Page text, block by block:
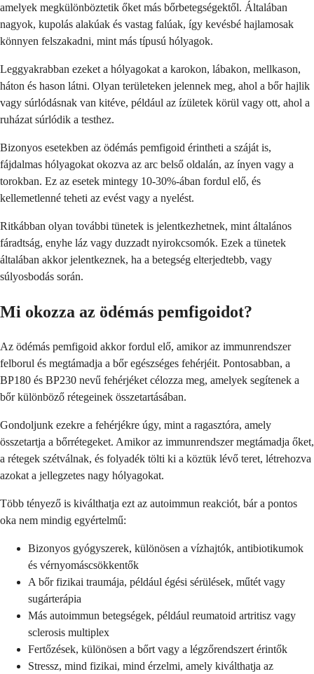
amelyek megkülönböztetik őket más bőrbetegségektől. Általában
nagyok, kupolás alakúak és vastag falúak, így kevésbé hajlamosak
könnyen felszakadni, mint más típusú hólyagok.
Leggyakrabban ezeket a hólyagokat a karokon, lábakon, mellkason,
háton és hason látni. Olyan területeken jelennek meg, ahol a bőr hajlik
vagy súrlódásnak van kitéve, például az ízületek körül vagy ott, ahol a
ruházat súrlódik a testhez.
Bizonyos esetekben az ödémás pemfigoid érintheti a száját is,
fájdalmas hólyagokat okozva az arc belső oldalán, az ínyen vagy a
torokban. Ez az esetek mintegy 10-30%-ában fordul elő, és
kellemetlenné teheti az evést vagy a nyelést.
Ritkábban olyan további tünetek is jelentkezhetnek, mint általános
fáradtság, enyhe láz vagy duzzadt nyirokcsomók. Ezek a tünetek
általában akkor jelentkeznek, ha a betegség elterjedtebb, vagy
súlyosbodás során.
Mi okozza az ödémás pemfigoidot?
Az ödémás pemfigoid akkor fordul elő, amikor az immunrendszer
felborul és megtámadja a bőr egészséges fehérjéit. Pontosabban, a
BP180 és BP230 nevű fehérjéket célozza meg, amelyek segítenek a
bőr különböző rétegeinek összetartásában.
Gondoljunk ezekre a fehérjékre úgy, mint a ragasztóra, amely
összetartja a bőrrétegeket. Amikor az immunrendszer megtámadja őket,
a rétegek szétválnak, és folyadék tölti ki a köztük lévő teret, létrehozva
azokat a jellegzetes nagy hólyagokat.
Több tényező is kiválthatja ezt az autoimmun reakciót, bár a pontos
oka nem mindig egyértelmű:
Bizonyos gyógyszerek, különösen a vízhajtók, antibiotikumok
és vérnyomáscsökkentők
A bőr fizikai traumája, például égési sérülések, műtét vagy
sugárterápia
Más autoimmun betegségek, például reumatoid artritisz vagy
sclerosis multiplex
Fertőzések, különösen a bőrt vagy a légzőrendszert érintők
Stressz, mind fizikai, mind érzelmi, amely kiválthatja az